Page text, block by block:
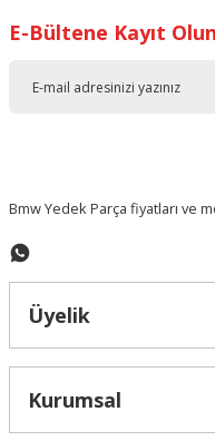
E-Bültene Kayıt Olun
Bmw Yedek Parça fiyatları ve
Üyelik
Kurumsal